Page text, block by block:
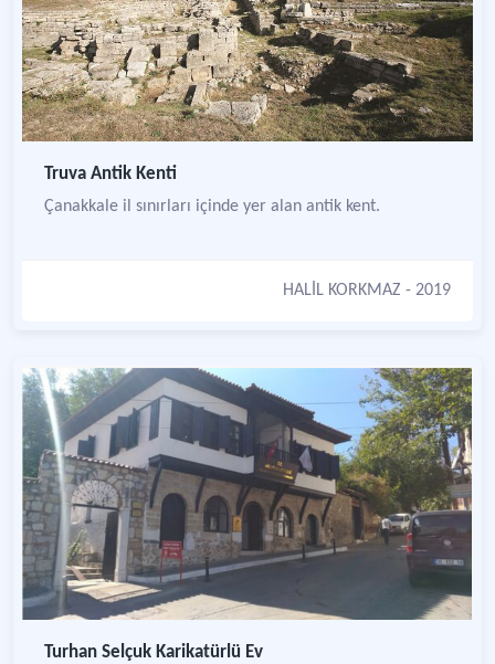
Truva Antik Kenti
Çanakkale il sınırları içinde yer alan antik kent.
HALİL KORKMAZ - 2019
Turhan Selçuk Karikatürlü Ev